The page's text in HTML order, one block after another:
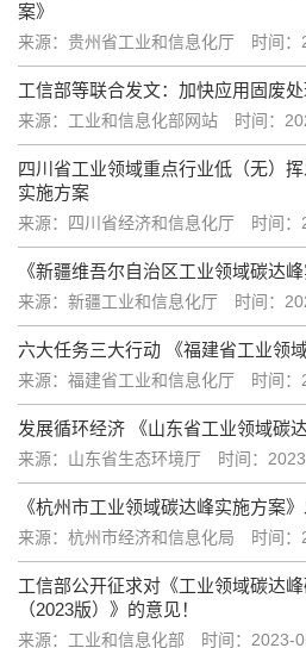
案》
来源：贵州省工业和信息化厅 时间
工信部等联合发文：加快应用固废
来源：工业和信息化部网站 时间：
四川省工业领域重点行业低（无）
实施方案
来源：四川省经济和信息化厅 时间
《新疆维吾尔自治区工业领域碳达
来源：新疆工业和信息化厅 时间：
六大任务三大行动 《福建省工业领
来源：福建省工业和信息化厅 时间
发展循环经济 《山东省工业领域碳
来源：山东省生态环境厅 时间：
《杭州市工业领域碳达峰实施方案
来源：杭州市经济和信息化局 时间
工信部公开征求对《工业领域碳达
（2023版）》的意见！
来源：工业和信息化部 时间：2023-